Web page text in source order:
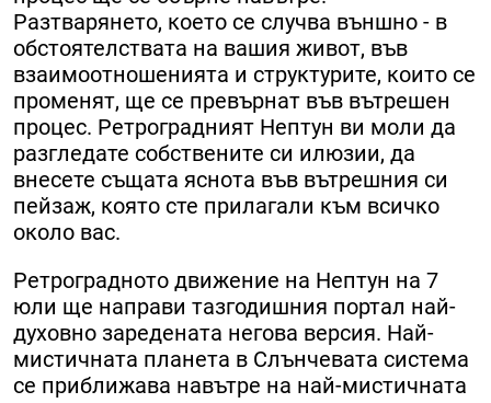
Разтварянето, което се случва външно - в
обстоятелствата на вашия живот, във
взаимоотношенията и структурите, които се
променят, ще се превърнат във вътрешен
процес. Ретроградният Нептун ви моли да
разгледате собствените си илюзии, да
внесете същата яснота във вътрешния си
пейзаж, която сте прилагали към всичко
около вас.
Ретроградното движение на Нептун на 7
юли ще направи тазгодишния портал най-
духовно заредената негова версия. Най-
мистичната планета в Слънчевата система
се приближава навътре на най-мистичната